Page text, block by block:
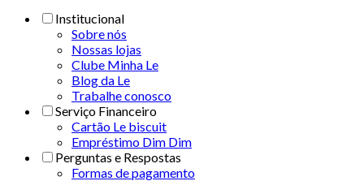
Institucional
Sobre nós
Nossas lojas
Clube Minha Le
Blog da Le
Trabalhe conosco
Serviço Financeiro
Cartão Le biscuit
Empréstimo Dim Dim
Perguntas e Respostas
Formas de pagamento